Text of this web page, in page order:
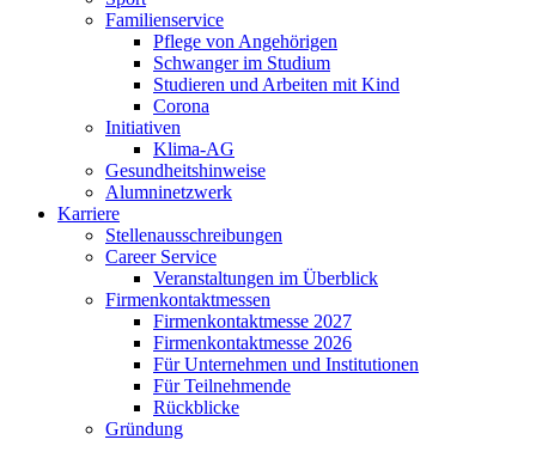
Familienservice
Pflege von Angehörigen
Schwanger im Studium
Studieren und Arbeiten mit Kind
Corona
Initiativen
Klima-AG
Gesundheitshinweise
Alumninetzwerk
Karriere
Stellenausschreibungen
Career Service
Veranstaltungen im Überblick
Firmenkontaktmessen
Firmenkontaktmesse 2027
Firmenkontaktmesse 2026
Für Unternehmen und Institutionen
Für Teilnehmende
Rückblicke
Gründung